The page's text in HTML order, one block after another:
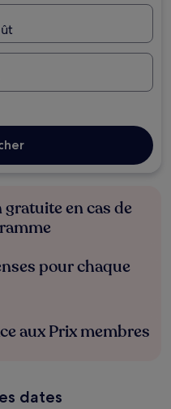
en cas de
pour chaque
aux Prix membres
dates